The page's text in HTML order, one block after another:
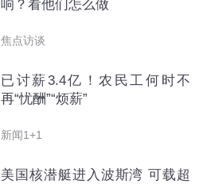
响？看他们怎么做
焦点访谈
已讨薪3.4亿！农民工何时不
再“忧酬”“烦薪”
新闻1+1
美国核潜艇进入波斯湾 可载超